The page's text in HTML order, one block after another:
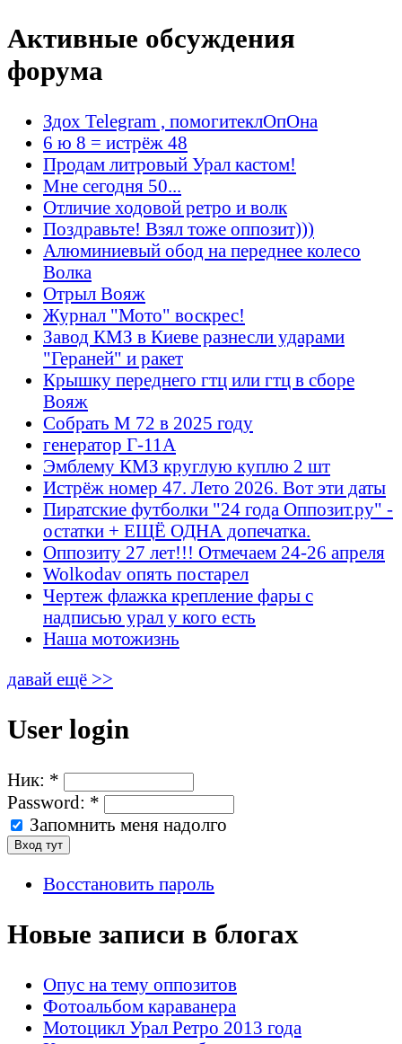
Активные обсуждения
форума
Здох Telegram , помогитеклОпОна
6 ю 8 = истрёж 48
Продам литровый Урал кастом!
Мне сегодня 50...
Отличие ходовой ретро и волк
Поздравьте! Взял тоже оппозит)))
Алюминиевый обод на переднее колесо
Волка
Отрыл Вояж
Журнал "Мото" воскрес!
Завод КМЗ в Киеве разнесли ударами
"Гераней" и ракет
Крышку переднего гтц или гтц в сборе
Вояж
Собрать М 72 в 2025 году
генератор Г-11А
Эмблему КМЗ круглую куплю 2 шт
Истрёж номер 47. Лето 2026. Вот эти даты
Пиратские футболки "24 года Оппозит.ру" -
остатки + ЕЩЁ ОДНА допечатка.
Оппозиту 27 лет!!! Отмечаем 24-26 апреля
Wolkodav опять постарел
Чертеж флажка крепление фары с
надписью урал у кого есть
Наша мотожизнь
давай ещё >>
User login
Ник: *
Password: *
Запомнить меня надолго
Восстановить пароль
Новые записи в блогах
Опус на тему оппозитов
Фотоальбом караванера
Мотоцикл Урал Ретро 2013 года